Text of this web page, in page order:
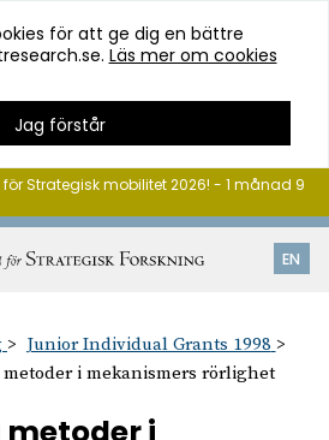
för att ge dig en bättre
Läs mer om cookies
Jag förstår
EN
Strategisk mobilitet 2026! - 1 månad 9
Junior Individual Grants 1998
i mekanismers rörlighet